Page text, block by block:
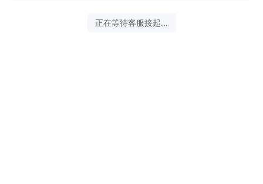
正在等待客服接起...